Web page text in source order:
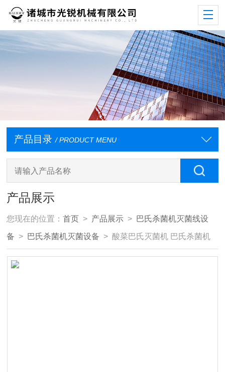
产品目录 / PRODUCT MENU
产品展示
您现在的位置：首页 > 产品展示 > 巴氏杀菌机灭菌线设
备 > 巴氏杀菌机灭菌设备 > 酸菜巴氏灭菌机 巴氏杀菌机